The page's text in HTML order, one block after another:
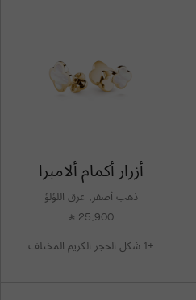
أزرار أكمام ألامبرا
ذهب أصفر, عرق اللؤلؤ
25,900
⃁
+1 شكل الحجر الكريم المختلف